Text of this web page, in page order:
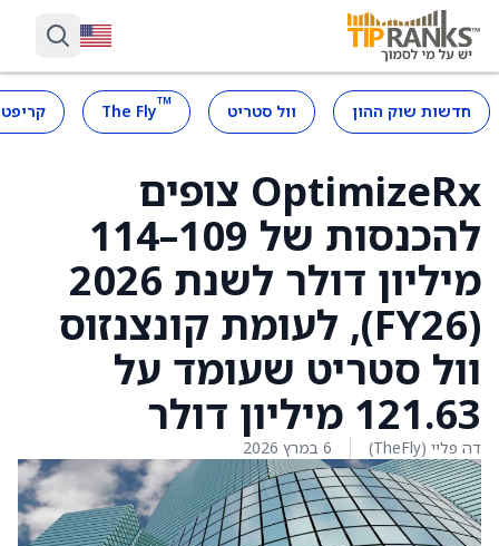
חדשות שוק ההון וול סטריט ™
The Fly
OptimizeRx צופים
להכנסות של 109–114
מיליון דולר לשנת 2026
(FY26), לעומת קונצנזוס
וול סטריט שעומד על
121.63 מיליון דולר
דה פליי (TheFly) 6 במרץ 2026